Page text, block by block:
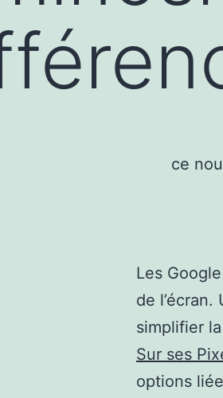
Les
de
simplifier
Sur ses
options